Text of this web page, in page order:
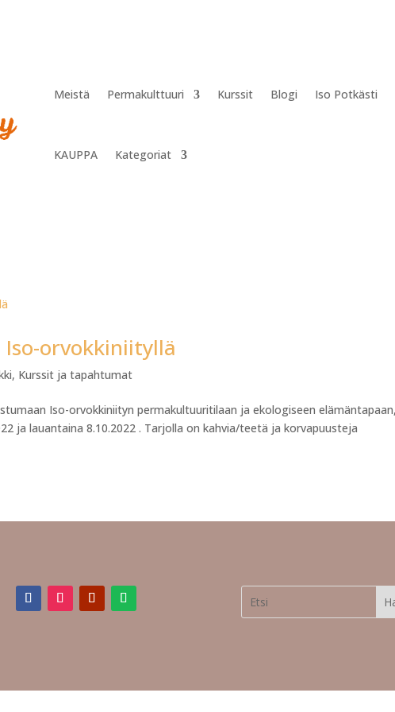
Meistä Permakulttuuri Kurssit Blogi Iso Potkästi
KAUPPA Kategoriat
orvokkiniityllä
, Kurssit ja tapahtumat
Iso-orvokkiniityn permakultuuritilaan ja ekologiseen
ja lauantaina 8.10.2022 . Tarjolla on kahvia/teetä ja korvapuusteja